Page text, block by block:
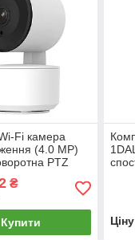
Fi камера
(4.0 MP)
PTZ
₴
Купити